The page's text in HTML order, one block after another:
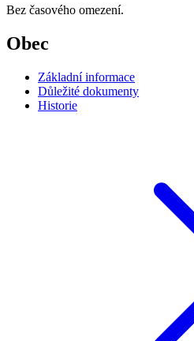
Bez časového omezení.
Obec
Základní informace
Důležité dokumenty
Historie